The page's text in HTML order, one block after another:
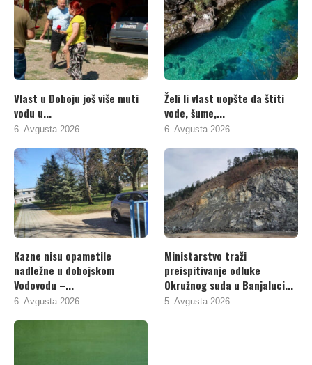
Vlast u Doboju još više muti
vodu u...
6. Avgusta 2026.
Želi li vlast uopšte da štiti
vode, šume,...
6. Avgusta 2026.
Kazne nisu opametile
nadležne u dobojskom
Vodovodu –...
6. Avgusta 2026.
Ministarstvo traži
preispitivanje odluke
Okružnog suda u Banjaluci...
5. Avgusta 2026.